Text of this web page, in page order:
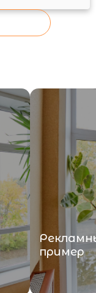
пример